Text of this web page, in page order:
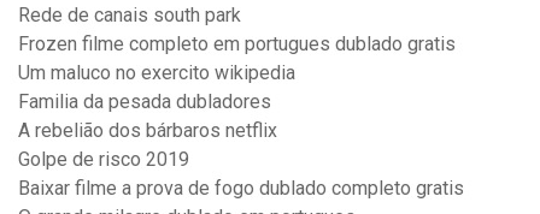
Rede de canais south park
Frozen filme completo em portugues dublado gratis
Um maluco no exercito wikipedia
Familia da pesada dubladores
A rebelião dos bárbaros netflix
Golpe de risco 2019
Baixar filme a prova de fogo dublado completo gratis